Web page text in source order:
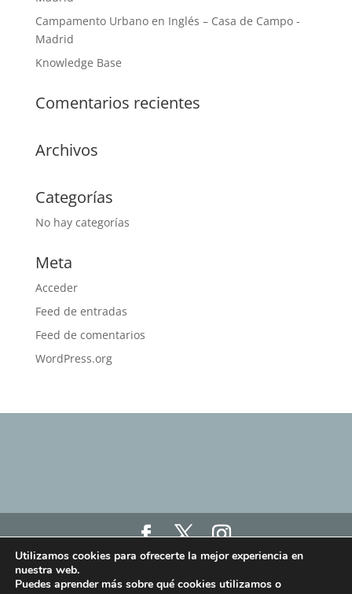
Campamento Urbano en Inglés – Casa de Campo -
Madrid
Knowledge Base
Comentarios recientes
Archivos
Categorías
No hay categorías
Meta
Acceder
Feed de entradas
Feed de comentarios
WordPress.org
Haz click aquí para ver nuestro Aviso Legal, Política
de Privacidad y Política de Cookies
Utilizamos cookies para ofrecerte la mejor experiencia en
nuestra web.
Puedes aprender más sobre qué cookies utilizamos o